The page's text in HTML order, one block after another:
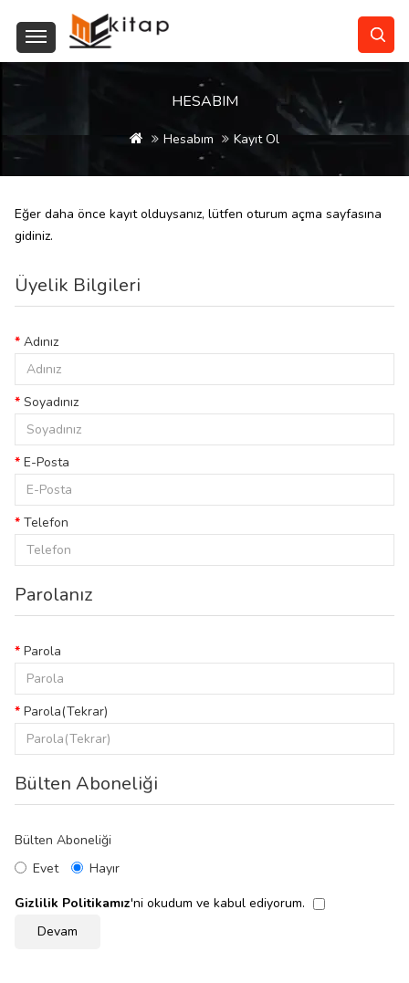
HESABIM
Hesabım Kayıt Ol
Eğer daha önce kayıt olduysanız, lütfen oturum açma sayfasına
gidiniz.
Üyelik Bilgileri
Adınız
Soyadınız
E-Posta
Telefon
Parolanız
Parola
Parola(Tekrar)
Bülten Aboneliği
Bülten Aboneliği
Evet
Hayır
Gizlilik Politikamız'ni okudum ve kabul ediyorum.